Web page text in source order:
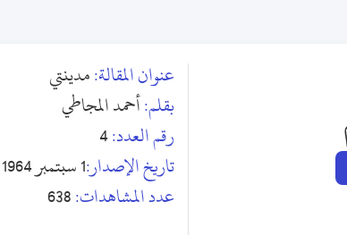
عنوان المقالة:مدينتي
بقلم:أحمد المجاطي
رقم العدد:4
تاريخ الإصدار:1 سبتمبر 1964
عدد المشاهدات:638